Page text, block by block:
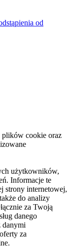
od
plików cookie oraz
użytkowników,
Informacje te
strony internetowej,
do analizy
za Twoją
danego
danymi
za